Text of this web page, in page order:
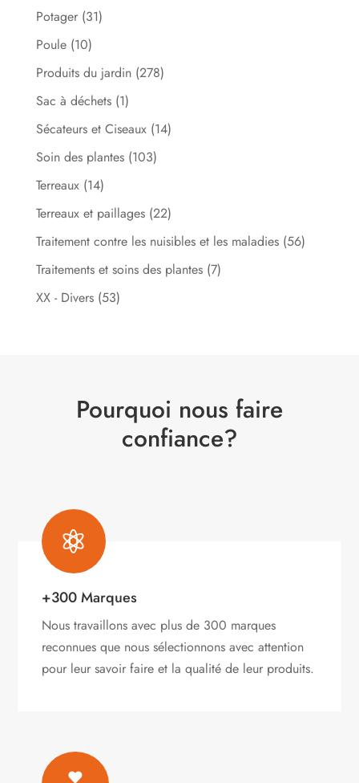
Potager (31)
Poule (10)
Produits du jardin (278)
Sac à déchets (1)
Sécateurs et Ciseaux (14)
Soin des plantes (103)
Terreaux (14)
Terreaux et paillages (22)
Traitement contre les nuisibles et les maladies (56)
Traitements et soins des plantes (7)
XX - Divers (53)
Pourquoi nous faire
confiance?

+300 Marques
Nous travaillons avec plus de 300 marques
reconnues que nous sélectionnons avec attention
pour leur savoir faire et la qualité de leur produits.